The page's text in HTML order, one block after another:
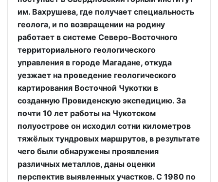
им. Вахрушева, где получает специальность
геолога, и по возвращении на родину
работает в системе Северо-Восточного
территориального геологического
управления в городе Магадане, откуда
уезжает на проведение геологического
картирования Восточной Чукотки в
созданную Провиденскую экспедицию. За
почти 10 лет работы на Чукотском
полуострове он исходил сотни километров
тяжёлых тундровых маршрутов, в результате
чего были обнаружены проявления
различных металлов, даны оценки
перспектив выявленных участков. С 1980 по